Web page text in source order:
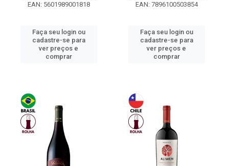
EAN: 5601989001818
Faça seu login ou
cadastre-se para
ver preços e
comprar
EAN: 7896100503854
Faça seu login ou
cadastre-se para
ver preços e
comprar